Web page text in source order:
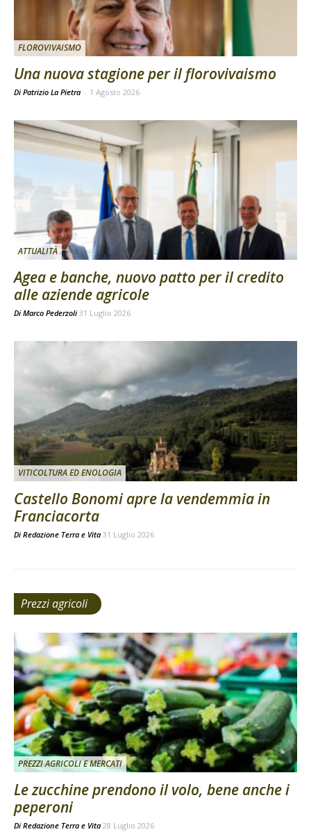
FLOROVIVAISMO
Una nuova stagione per il florovivaismo
Di Patrizio La Pietra - 1 Agosto 2026
ATTUALITÀ
Agea e banche, nuovo patto per il credito
alle aziende agricole
Di Marco Pederzoli 31 Luglio 2026
VITICOLTURA ED ENOLOGIA
Castello Bonomi apre la vendemmia in
Franciacorta
Di Redazione Terra e Vita 31 Luglio 2026
Prezzi agricoli
PREZZI AGRICOLI E MERCATI
Le zucchine prendono il volo, bene anche i
peperoni
Di Redazione Terra e Vita 28 Luglio 2026